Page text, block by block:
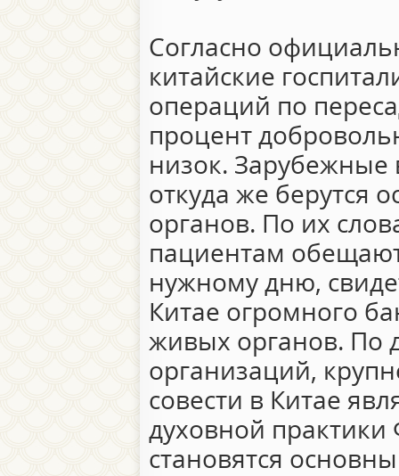
Согласно
китайские
операций по
процент
низок. Зарубежные
откуда же берутся
органов. По их
пациентам
нужному дню,
Китае огромного
живых органов. По
организаций,
совести в Китае
духовной
становятся